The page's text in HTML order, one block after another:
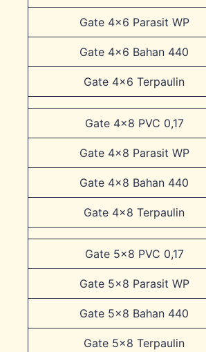
Gate 4×6 Parasit WP
Gate 4×6 Bahan 440
Gate 4×6 Terpaulin
Gate 4×8 PVC 0,17
Gate 4×8 Parasit WP
Gate 4×8 Bahan 440
Gate 4×8 Terpaulin
Gate 5×8 PVC 0,17
Gate 5×8 Parasit WP
Gate 5×8 Bahan 440
Gate 5×8 Terpaulin